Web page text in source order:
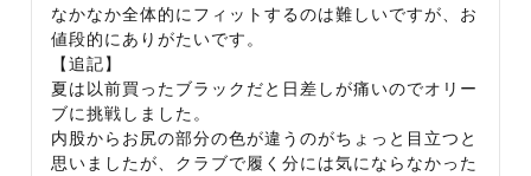
なかなか全体的にフィットするのは難しいですが、お
値段的にありがたいです。
【追記】
夏は以前買ったブラックだと日差しが痛いのでオリー
ブに挑戦しました。
内股からお尻の部分の色が違うのがちょっと目立つと
思いましたが、クラブで履く分には気にならなかった